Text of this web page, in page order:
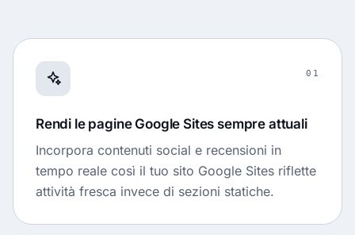
01
Rendi le pagine Google Sites sempre attuali
Incorpora contenuti social e recensioni in
tempo reale così il tuo sito Google Sites riflette
attività fresca invece di sezioni statiche.